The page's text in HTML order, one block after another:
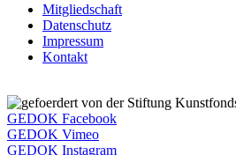
Mitgliedschaft
Datenschutz
Impressum
Kontakt
GEDOK Facebook
GEDOK Vimeo
GEDOK Instagram